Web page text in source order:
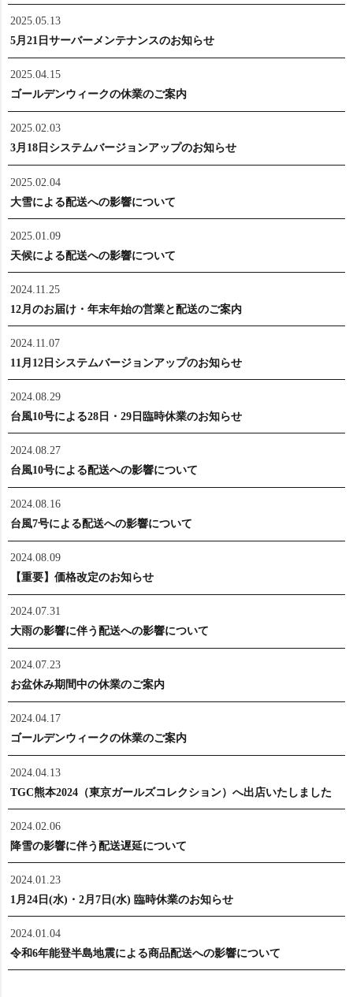
2025.05.13
5月21日サーバーメンテナンスのお知らせ
2025.04.15
ゴールデンウィークの休業のご案内
2025.02.03
3月18日システムバージョンアップのお知らせ
2025.02.04
大雪による配送への影響について
2025.01.09
天候による配送への影響について
2024.11.25
12月のお届け・年末年始の営業と配送のご案内
2024.11.07
11月12日システムバージョンアップのお知らせ
2024.08.29
台風10号による28日・29日臨時休業のお知らせ
2024.08.27
台風10号による配送への影響について
2024.08.16
台風7号による配送への影響について
2024.08.09
【重要】価格改定のお知らせ
2024.07.31
大雨の影響に伴う配送への影響について
2024.07.23
お盆休み期間中の休業のご案内
2024.04.17
ゴールデンウィークの休業のご案内
2024.04.13
TGC熊本2024（東京ガールズコレクション）へ出店いたしました
2024.02.06
降雪の影響に伴う配送遅延について
2024.01.23
1月24日(水)・2月7日(水) 臨時休業のお知らせ
2024.01.04
令和6年能登半島地震による商品配送への影響について